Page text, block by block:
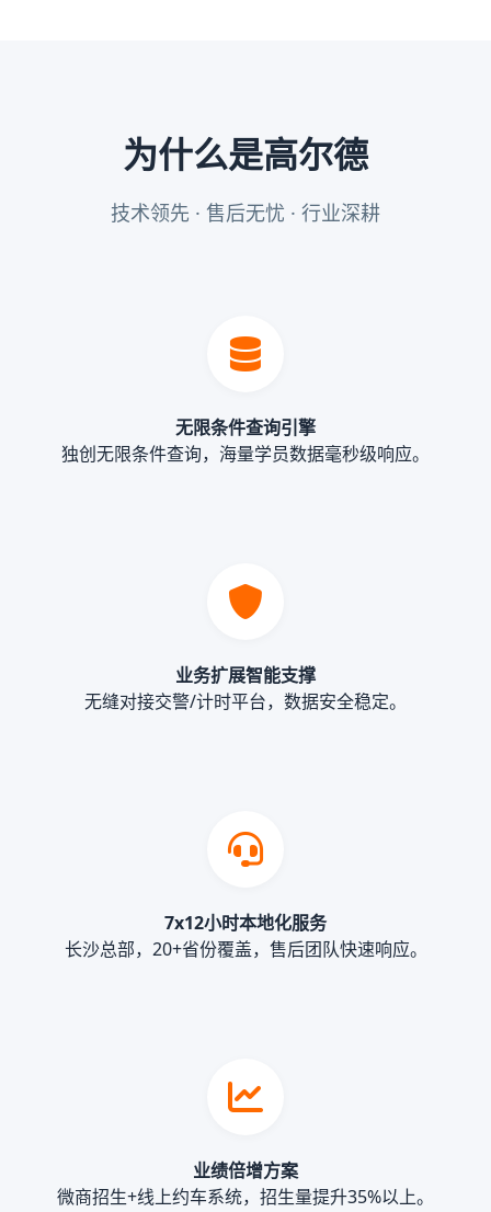
为什么是高尔德
技术领先 · 售后无忧 · 行业深耕
无限条件查询引擎
独创无限条件查询，海量学员数据毫秒级响应。
业务扩展智能支撑
无缝对接交警/计时平台，数据安全稳定。
7x12小时本地化服务
长沙总部，20+省份覆盖，售后团队快速响应。
业绩倍增方案
微商招生+线上约车系统，招生量提升35%以上。